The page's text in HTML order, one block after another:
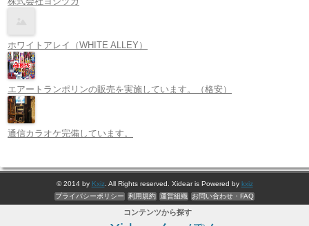
ホワイトアレイ（WHITE ALLEY）
エアートランポリンの販売を実施しています。（格安）
通信カラオケ完備しています。
© 2014 by Kxiz. All Rights reserved. Xidear is Powered by kxiz
プライバシーポリシー
利用規約 運営組織 お問い合わせ・FAQ
コンテンツから探す